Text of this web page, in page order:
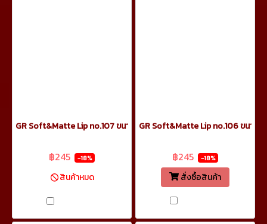
GR Soft&Matte Lip no.107 ขนาด 5.5ml
฿245 -18%
สินค้าหมด
GR Soft&Matte Lip no.106 ขนาด
฿245 -18%
สั่งซื้อสินค้า